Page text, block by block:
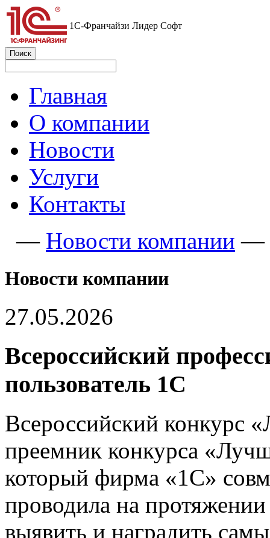
1С-Франчайзи Лидер Софт
Главная
О компании
Новости
Услуги
Контакты
— Новости компании —
Новости компании
27.05.2026
Всероссийский
пользователь 1С
Всероссийский конкурс
преемник конкурса
который фирма «1С»
проводила на
выявить и наградить